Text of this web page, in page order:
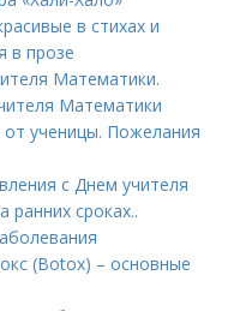
в стихах и
в прозе
Математики.
Математики
ученицы. Пожелания
с Днем учителя
ранних сроках..
(Botox) – основные